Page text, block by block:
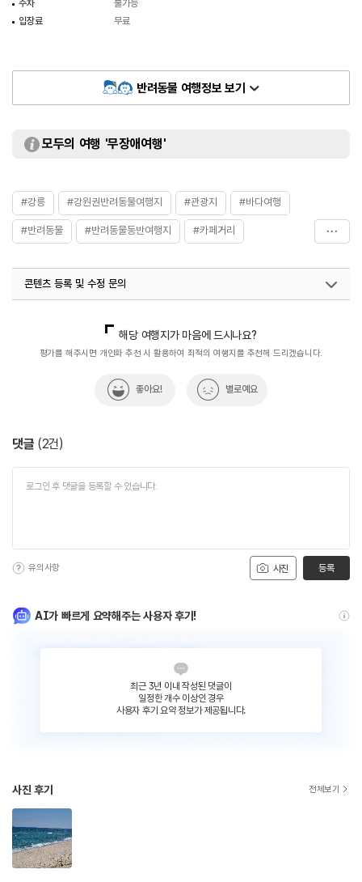
주차
불가능
입장료
무료
반려동물 여행정보 보기
모두의 여행 '무장애여행'
#강릉 #강원권반려동물여행지 #관광지 #바다여행
#반려동물 #반려동물동반여행지 #카페거리
#해파랑길
콘텐츠 등록 및 수정 문의
지역콘텐츠육성팀(반려동물동반여행)
02-7299-582
해당 여행지가 마음에 드시나요?
평가를 해주시면 개인화 추천 시 활용하여 최적의 여행지를 추천해 드리겠습니다.
좋아요! 별로예요
댓글 (2건)
사진
유의사항 등록
AI가 빠르게 요약해주는 사용자 후기!
최근 3년 이내 작성된 댓글이
일정한 개수 이상인 경우
사용자 후기 요약 정보가 제공됩니다.
사진 후기 전체보기